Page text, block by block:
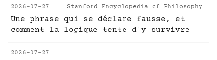
2026-07-27 Stanford Encyclopedia of Philosophy
Une phrase qui se déclare fausse, et
comment la logique tente d'y survivre
2026-07-27